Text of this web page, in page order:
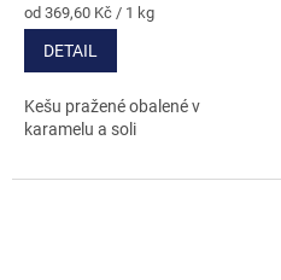
Měrná
cena:
od 369,60 Kč / 1 kg
DETAIL
Kešu pražené obalené v
karamelu a soli